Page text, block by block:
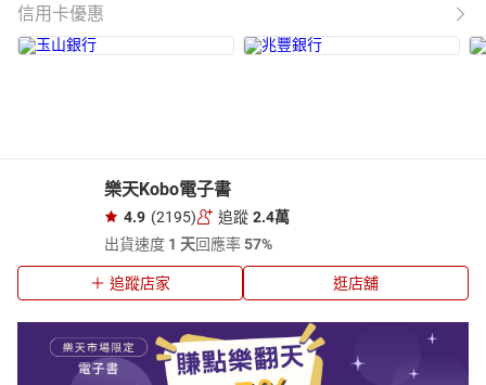
信用卡優惠
樂天Kobo電子書
4.9 (2195) 追蹤 2.4萬
出貨速度 1 天回應率57%
追蹤店家 逛店舖